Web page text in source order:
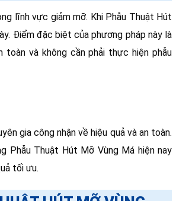
lĩnh vực giảm mỡ. Khi Phẫu Thuật Hút
Điểm đặc biệt của phương pháp này là
và không cần phải thực hiện phẫu
gia công nhận về hiệu quả và an toàn.
Phẫu Thuật Hút Mỡ Vùng Má hiện nay
tối ưu.